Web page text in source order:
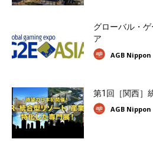
グローバル・
ア
AGB Nippon
第1回［関西］
AGB Nippon